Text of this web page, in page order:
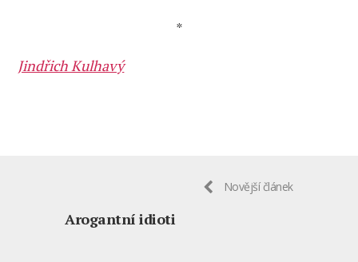
*
Jindřich Kulhavý
Novější článek
Arogantní idioti